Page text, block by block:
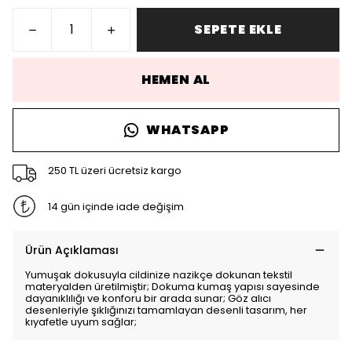
SEPETE EKLE
HEMEN AL
WHATSAPP
250 TL üzeri ücretsiz kargo
14 gün içinde iade değişim
Ürün Açıklaması
Yumuşak dokusuyla cildinize nazikçe dokunan tekstil
materyalden üretilmiştir; Dokuma kumaş yapısı sayesinde
dayanıklılığı ve konforu bir arada sunar; Göz alıcı
desenleriyle şıklığınızı tamamlayan desenli tasarım, her
kıyafetle uyum sağlar;